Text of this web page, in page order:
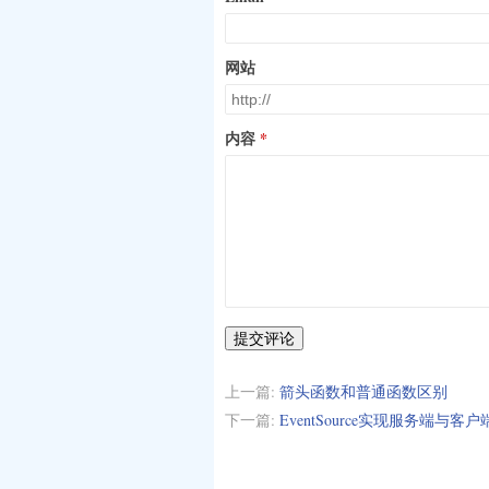
网站
内容
提交评论
上一篇: 箭头函数和普通函数区别
下一篇: EventSource实现服务端与客户